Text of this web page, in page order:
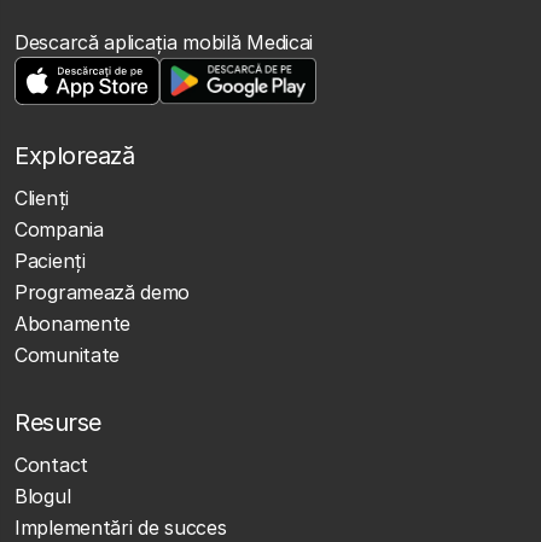
Descarcă aplicația mobilă Medicai
Explorează
Clienţi
Compania
Pacienți
Programează demo
Abonamente
Comunitate
Resurse
Contact
Blogul
Implementări de succes